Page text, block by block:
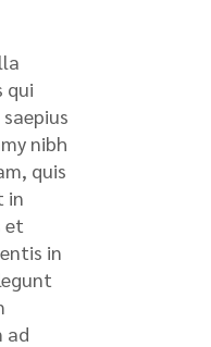
qui
nibh
quis
in
et
in
ad